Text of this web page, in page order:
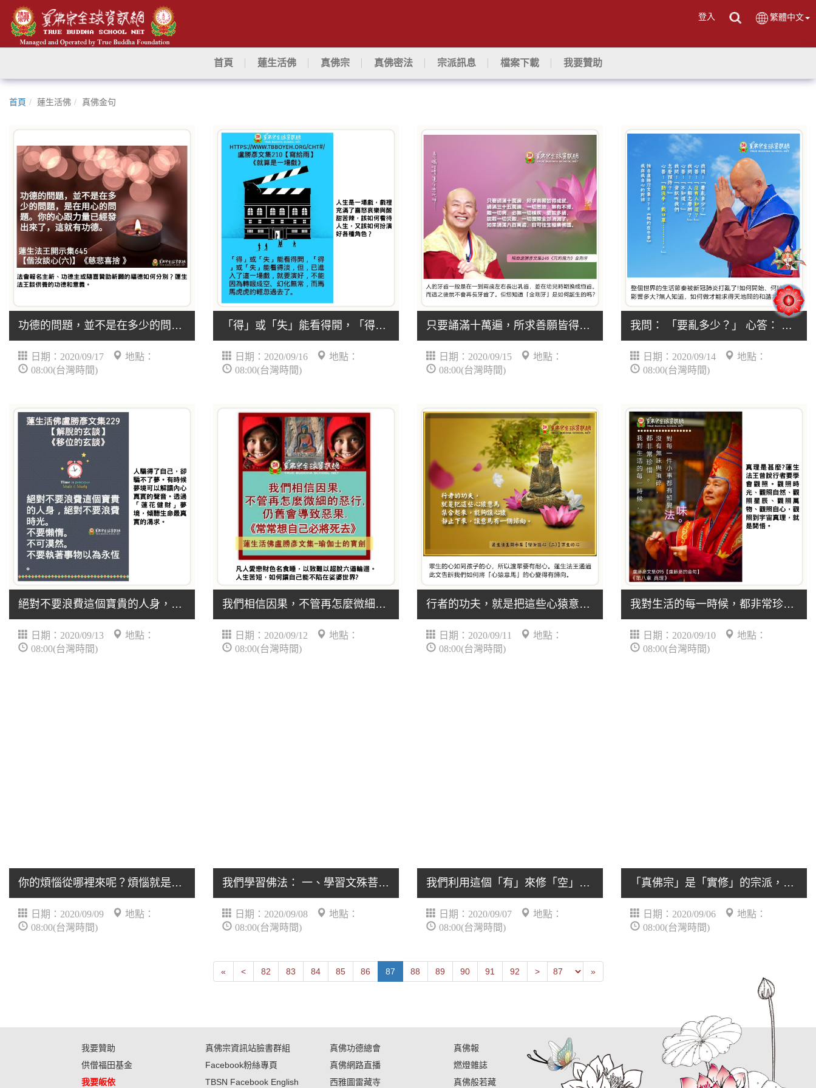
登入 繁體中文
首頁 蓮生活佛 真佛宗 真佛密法 宗派訊息 檔案下載 我要贊助
首頁 蓮生活佛 真佛金句
功德的問題，並不是在多少的問題，是在用心的問題。.....
日期：2020/09/17
地點：
08:00(台灣時間)
「得」或「失」能看得開，「得」或「失」能看得淡，.....
日期：2020/09/16
地點：
08:00(台灣時間)
只要誦滿十萬遍，所求善願皆得成就。誦滿三十五萬遍.....
日期：2020/09/15
地點：
08:00(台灣時間)
我問： 「要亂多少？」 心答： 「沒有人知道？」.....
日期：2020/09/14
地點：
08:00(台灣時間)
絕對不要浪費這個寶貴的人身，絕對不要浪費時光。 .....
日期：2020/09/13
地點：
08:00(台灣時間)
我們相信因果，不管再怎麼微細的惡行，仍舊會導致惡.....
日期：2020/09/12
地點：
08:00(台灣時間)
行者的功夫，就是把這些心猿意馬集合起來，能夠讓心.....
日期：2020/09/11
地點：
08:00(台灣時間)
我對生活的每一時候，都非常珍惜。沒有無味與瑣碎，.....
日期：2020/09/10
地點：
08:00(台灣時間)
你的煩惱從哪裡來呢？煩惱就是因為你為你自己想才會.....
日期：2020/09/09
地點：
08:00(台灣時間)
我們學習佛法： 一、學習文殊菩薩、龍樹菩薩為源頭.....
日期：2020/09/08
地點：
08:00(台灣時間)
我們利用這個「有」來修「空」，來印證這個「空性」.....
日期：2020/09/07
地點：
08:00(台灣時間)
「真佛宗」是「實修」的宗派，我偏重於佛法密宗的修.....
日期：2020/09/06
地點：
08:00(台灣時間)
«First<Next82 83 84 85 86 87 88 89 90 91 92 >Previous »Last
我要贊助
供僧福田基金
我要皈依
真佛宗資訊站臉書群組
Facebook粉絲專頁
TBSN Facebook English
真佛功德總會
真佛網路直播
西雅圖雷藏寺
真佛報
燃燈雜誌
真佛般若藏